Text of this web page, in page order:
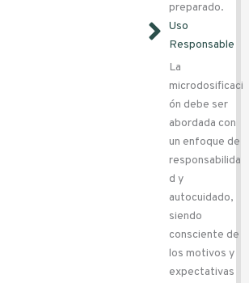
preparado.
Uso
Responsable
La
microdosificaci
ón debe ser
abordada con
un enfoque de
responsabilida
d y
autocuidado,
siendo
consciente de
los motivos y
expectativas